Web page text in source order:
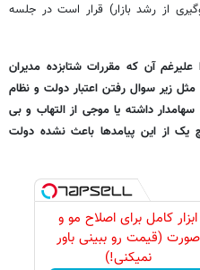
از رشد بازار) قرار است در جلسه
آن که مقررات شتابزده مدیران
زیر سوال رفتن اعتبار دولت و نظام
داشته یا موجی از التهاب و بی
یک از این پیامدها باعث نشده دولت
ابزار کامل برای اصلاح مو و
صورت (قیمت رو ببینی باور
نمیکنی!)